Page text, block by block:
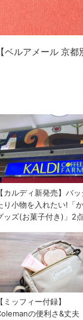
【ベルアメール 京